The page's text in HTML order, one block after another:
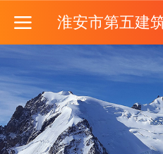
淮安市第五建